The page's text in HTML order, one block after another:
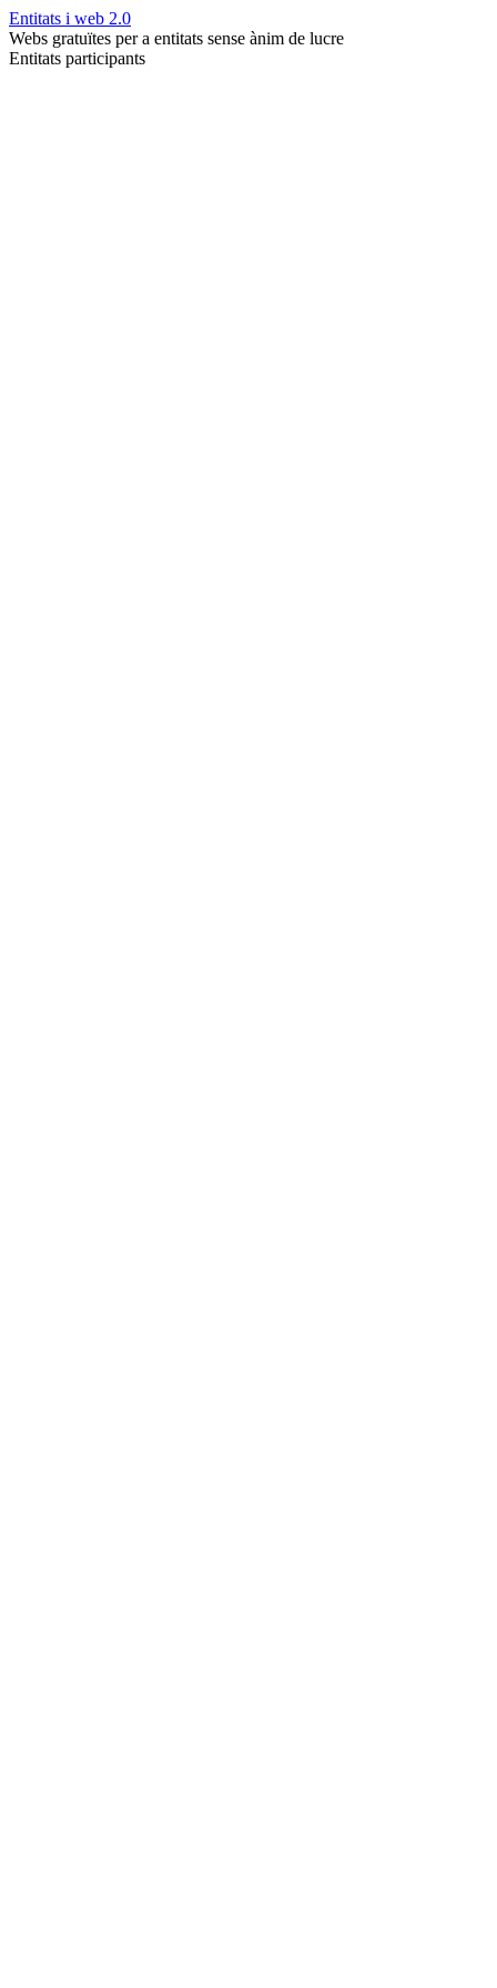
Entitats i web 2.0
Webs gratuïtes per a entitats sense ànim de lucre
Entitats participants